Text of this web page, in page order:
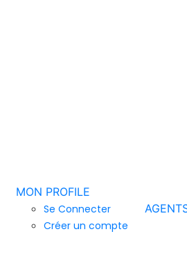
MON PROFILE
Se Connecter
Créer un compte